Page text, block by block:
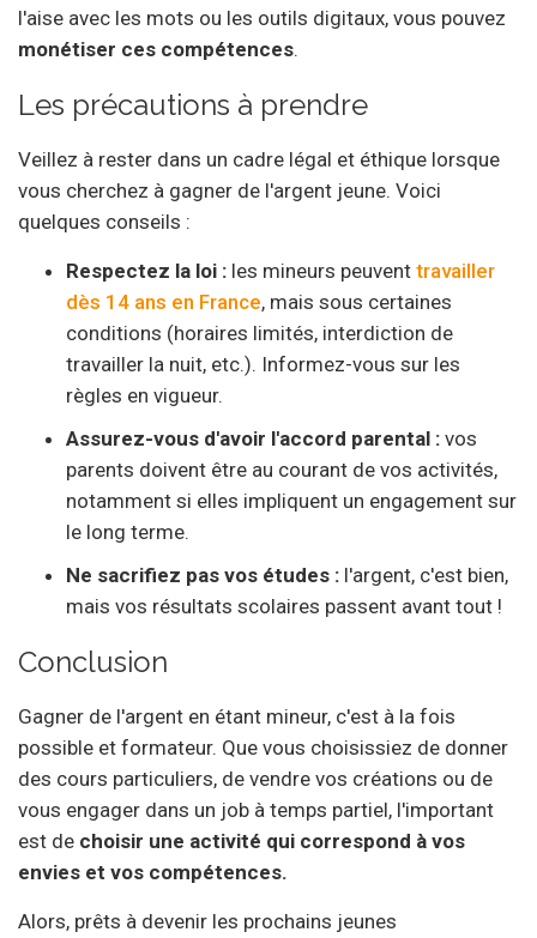
l'aise avec les mots ou les outils digitaux, vous pouvez
monétiser ces compétences.
Les précautions à prendre
Veillez à rester dans un cadre légal et éthique lorsque
vous cherchez à gagner de l'argent jeune. Voici
quelques conseils :
Respectez la loi : les mineurs peuvent travailler
dès 14 ans en France, mais sous certaines
conditions (horaires limités, interdiction de
travailler la nuit, etc.). Informez-vous sur les
règles en vigueur.
Assurez-vous d'avoir l'accord parental : vos
parents doivent être au courant de vos activités,
notamment si elles impliquent un engagement sur
le long terme.
Ne sacrifiez pas vos études : l'argent, c'est bien,
mais vos résultats scolaires passent avant tout !
Conclusion
Gagner de l'argent en étant mineur, c'est à la fois
possible et formateur. Que vous choisissiez de donner
des cours particuliers, de vendre vos créations ou de
vous engager dans un job à temps partiel, l'important
est de choisir une activité qui correspond à vos
envies et vos compétences.
Alors, prêts à devenir les prochains jeunes